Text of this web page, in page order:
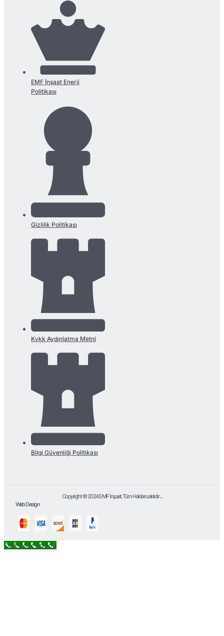
EMF İnşaat Enerji
Politikası
Gizlilik Politikası
Kvkk Aydınlatma Metni
Bilgi Güvenliği Politikası
Copyright © 2024 EMF İnşaat. Tüm Hakları saklıdır ...
Web Design
Call Now Button